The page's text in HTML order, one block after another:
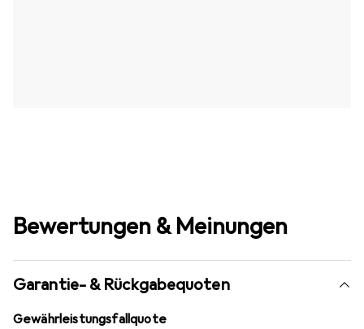
Bewertungen & Meinungen
Garantie- & Rückgabequoten
Gewährleistungsfallquote